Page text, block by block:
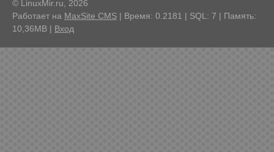
© LinuxMir.ru, 2026
Работает на MaxSite CMS | Время: 0.2181 | SQL: 7 | Память:
10,36MB | Вход